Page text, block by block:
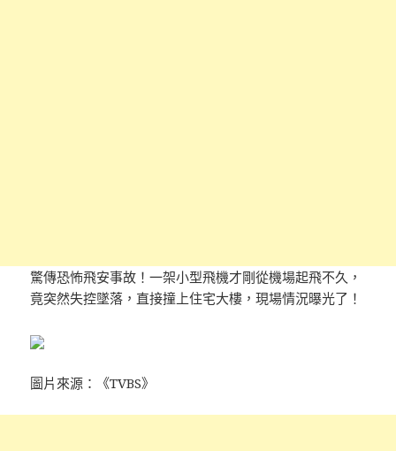
驚傳恐怖飛安事故！一架小型飛機才剛從機場起飛不久，
竟突然失控墜落，直接撞上住宅大樓，現場情況曝光了！
圖片來源：《TVBS》